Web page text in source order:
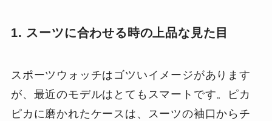
1. スーツに合わせる時の上品な見た目
スポーツウォッチはゴツいイメージがあります
が、最近のモデルはとてもスマートです。ピカ
ピカに磨かれたケースは、スーツの袖口からチ